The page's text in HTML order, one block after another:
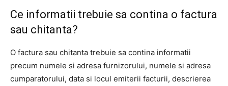
Ce informatii trebuie sa contina o factura
sau chitanta?
O factura sau chitanta trebuie sa contina informatii
precum numele si adresa furnizorului, numele si adresa
cumparatorului, data si locul emiterii facturii, descrierea